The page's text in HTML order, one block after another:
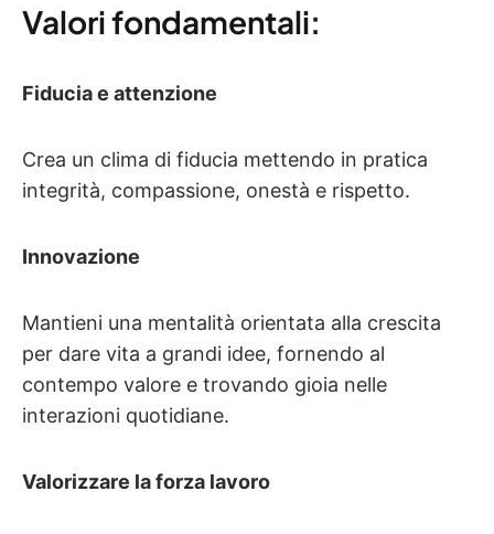
Valori fondamentali:
Fiducia e attenzione
Crea un clima di fiducia mettendo in pratica
integrità, compassione, onestà e rispetto.
Innovazione
Mantieni una mentalità orientata alla crescita
per dare vita a grandi idee, fornendo al
contempo valore e trovando gioia nelle
interazioni quotidiane.
Valorizzare la forza lavoro